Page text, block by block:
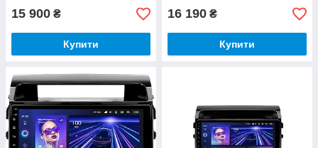
15 900 ₴
Купити
16 190 ₴
Купити